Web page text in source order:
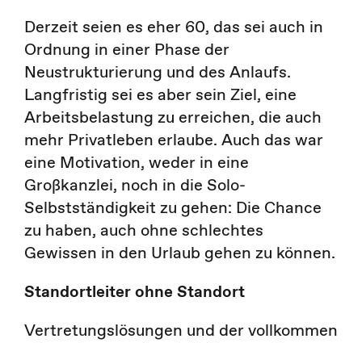
Derzeit seien es eher 60, das sei auch in
Ordnung in einer Phase der
Neustrukturierung und des Anlaufs.
Langfristig sei es aber sein Ziel, eine
Arbeitsbelastung zu erreichen, die auch
mehr Privatleben erlaube. Auch das war
eine Motivation, weder in eine
Großkanzlei, noch in die Solo-
Selbstständigkeit zu gehen: Die Chance
zu haben, auch ohne schlechtes
Gewissen in den Urlaub gehen zu können.
Standortleiter ohne Standort
Vertretungslösungen und der vollkommen